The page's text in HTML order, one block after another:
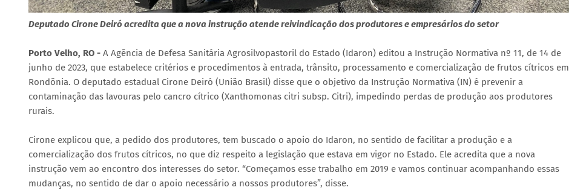
Deputado Cirone Deiró acredita que a nova instrução atende reivindicação dos produtores e empresários do setor
Porto Velho, RO - A Agência de Defesa Sanitária Agrosilvopastoril do Estado (Idaron) editou a Instrução Normativa nº 11, de 14 de
junho de 2023, que estabelece critérios e procedimentos à entrada, trânsito, processamento e comercialização de frutos cítricos em
Rondônia. O deputado estadual Cirone Deiró (União Brasil) disse que o objetivo da Instrução Normativa (IN) é prevenir a
contaminação das lavouras pelo cancro cítrico (Xanthomonas citri subsp. Citri), impedindo perdas de produção aos produtores
rurais.
Cirone explicou que, a pedido dos produtores, tem buscado o apoio do Idaron, no sentido de facilitar a produção e a
comercialização dos frutos cítricos, no que diz respeito a legislação que estava em vigor no Estado. Ele acredita que a nova
instrução vem ao encontro dos interesses do setor. “Começamos esse trabalho em 2019 e vamos continuar acompanhando essas
mudanças, no sentido de dar o apoio necessário a nossos produtores”, disse.